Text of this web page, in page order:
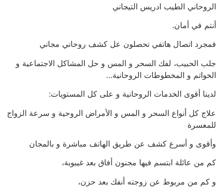
الروحاني الطيب ادريس التيجاني
أنتم في أمان.
فمجرد اتصال هاتفي تحصلون عل كشف روحاني مجاني
جلب الحبيب، لفك السحر و المس و حل المشاكل الاجتماعية و
الخواتم و المخطوطات الروحانية…
لدينا أقوى الخدمات الروحانية و على كل المستويات:
علاج كل أنواع السحر و المس و الأمراض الروحية و سرعة الزواج
للمعسرة
وأقوى و أسرع كشف عن طريق الهاتف مباشرة و بالمجان
كم من عائلة ابتسم فيها مجنون أفاق بعد غيبوبة،
و كم من مربوط عن زوجته أنفك بعد حزن،